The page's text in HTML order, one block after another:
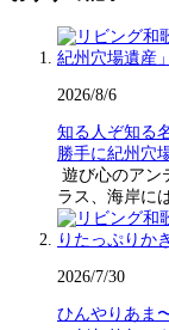
2026/8/6
知る人ぞ知る
勝手に紀州穴
遊び心のアン
ラス、海岸に
2026/7/30
ひんやりあま